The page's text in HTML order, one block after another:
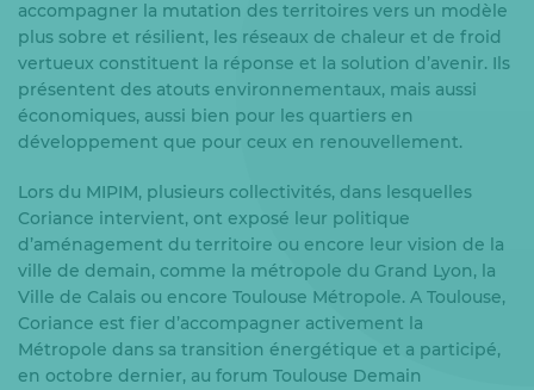
accompagner la mutation des territoires vers un modèle
plus sobre et résilient, les réseaux de chaleur et de froid
vertueux constituent la réponse et la solution d’avenir. Ils
présentent des atouts environnementaux, mais aussi
économiques, aussi bien pour les quartiers en
développement que pour ceux en renouvellement.
Lors du MIPIM, plusieurs collectivités, dans lesquelles
Coriance intervient, ont exposé leur politique
d’aménagement du territoire ou encore leur vision de la
ville de demain, comme la métropole du Grand Lyon, la
Ville de Calais ou encore Toulouse Métropole. A Toulouse,
Coriance est fier d’accompagner activement la
Métropole dans sa transition énergétique et a participé,
en octobre dernier, au forum Toulouse Demain